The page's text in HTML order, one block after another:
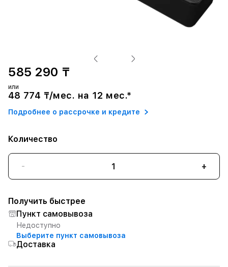
585 290 ₸
или
48 774 ₸/мес. на 12 мес.*
Подробнее о рассрочке и кредите
Количество
- +
Получить быстрее
Пункт самовывоза
Недоступно
Выберите пункт самовывоза
Доставка